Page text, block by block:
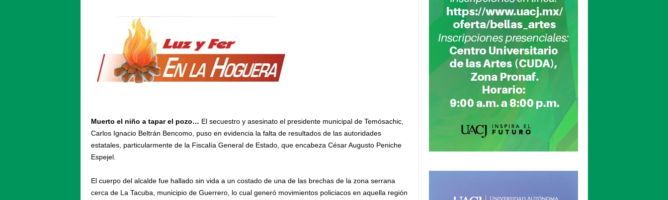
Muerto el niño a tapar el pozo… El secuestro y asesinato el presidente municipal de Temósachic,
Carlos Ignacio Beltrán Bencomo, puso en evidencia la falta de resultados de las autoridades
estatales, particularmente de la Fiscalía General de Estado, que encabeza César Augusto Peniche
Espejel.
El cuerpo del alcalde fue hallado sin vida a un costado de una de las brechas de la zona serrana
cerca de La Tacuba, municipio de Guerrero, lo cual generó movimientos policiacos en aquella región